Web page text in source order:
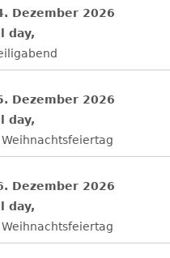
Dezember 2026
day,
Dezember 2026
day,
Weihnachtsfeiertag
Dezember 2026
day,
Weihnachtsfeiertag